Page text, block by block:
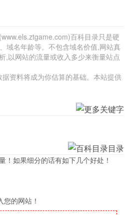
百科目录只是硬
域名年龄等。不包含域名价值,网站真
,以网站的流量或收入多少来衡量站点
资料将成为你估算的基础。本站提供
！如果细分的话有如下几个好处！
的网站！